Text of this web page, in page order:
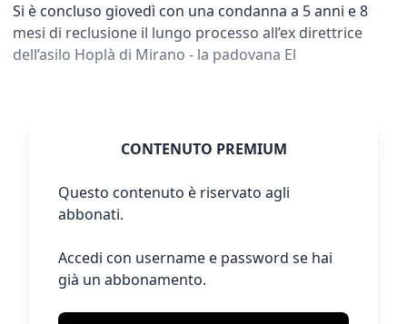
Si è concluso giovedì con una condanna a 5 anni e 8
mesi di reclusione il lungo processo all’ex direttrice
dell’asilo Hoplà di Mirano - la padovana El
CONTENUTO PREMIUM
Questo contenuto è riservato agli
abbonati.
Accedi con username e password se hai
già un abbonamento.